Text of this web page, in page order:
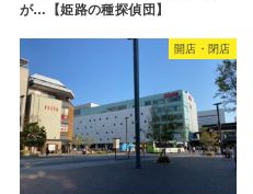
が…【姫路の種探偵団】
開店・閉店